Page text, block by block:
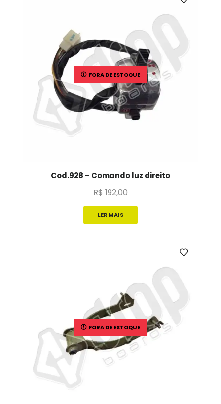
FORA DE ESTOQUE
Cod.928 – Comando luz direito
R$ 192,00
LER MAIS
FORA DE ESTOQUE